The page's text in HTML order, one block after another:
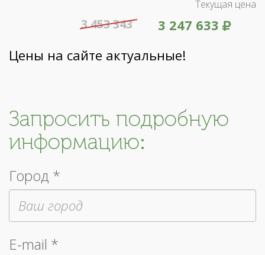
Текущая цена
3 247 633
3 453 343
Цены на сайте актуальные!
Запросить подробную
информацию:
Город *
E-mail *